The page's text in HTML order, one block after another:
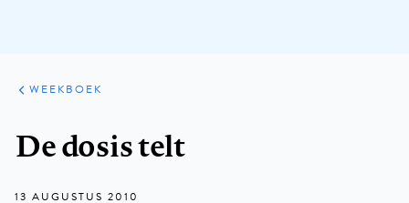
ARTIKELEN
VARIA
WEEKBOEK
De dosis telt
13 AUGUSTUS 2010